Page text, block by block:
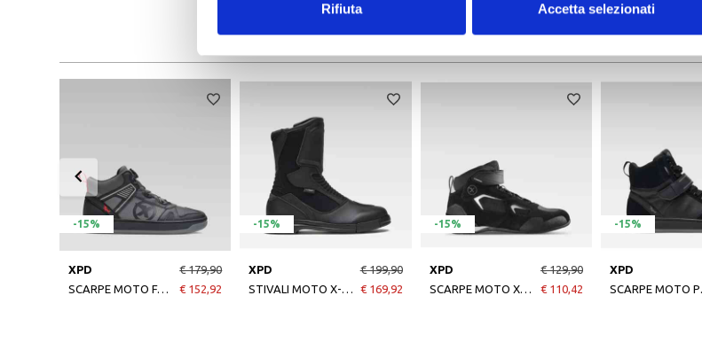
Rifiuta Accetta selezionati
-15%
XPD
SCARPE MOTO FAST NERO/ANTRACITE
€ 179,90
€ 152,92
-15%
XPD
€ 199,90
€ 169,92
-15%
XPD
SCARPE MOTO X-RADICAL NERO/GRIGIO
€ 129,90
€ 110,42
-15%
XPD